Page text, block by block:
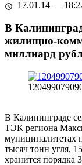
schedule 17.01.14 —
В
жилищно-
миллиард
В Калининграде
ТЭК региона
муниципалитетах
тысяч тонн угля,
хранится порядка